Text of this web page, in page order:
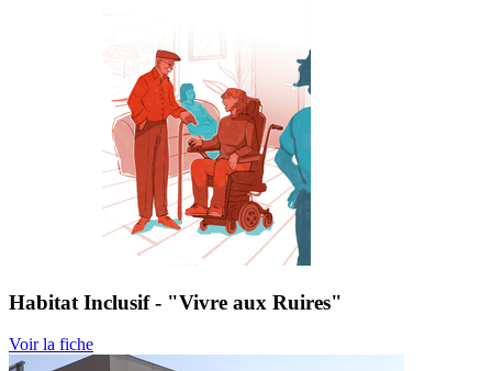
Habitat Inclusif - "Vivre aux Ruires"
Voir la fiche